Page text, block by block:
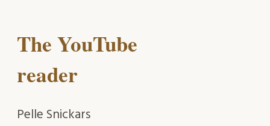
The YouTube
reader
Pelle Snickars